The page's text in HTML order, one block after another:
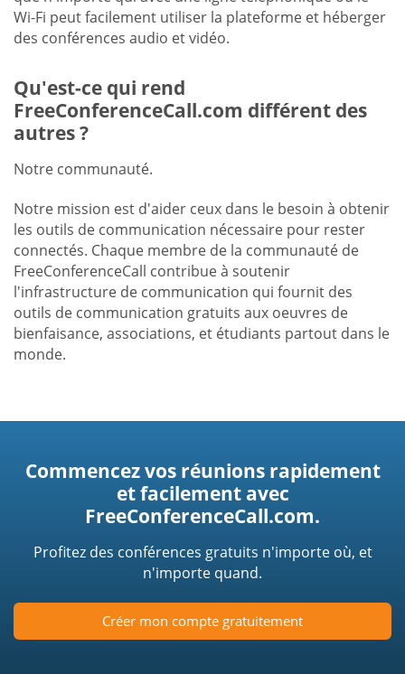
Wi-Fi peut facilement utiliser la plateforme et héberger
des conférences audio et vidéo.
Qu'est-ce qui rend
FreeConferenceCall.com différent des
autres ?
Notre communauté.
Notre mission est d'aider ceux dans le besoin à obtenir
les outils de communication nécessaire pour rester
connectés. Chaque membre de la communauté de
FreeConferenceCall contribue à soutenir
l'infrastructure de communication qui fournit des
outils de communication gratuits aux oeuvres de
bienfaisance, associations, et étudiants partout dans le
monde.
Commencez vos réunions rapidement
et facilement avec
FreeConferenceCall.com.
Profitez des conférences gratuits n'importe où, et
n'importe quand.
Créer mon compte gratuitement